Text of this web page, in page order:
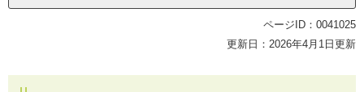
ページID：0041025
更新日：2026年4月1日更新